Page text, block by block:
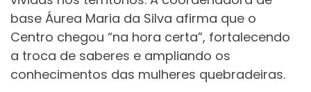
base Áurea Maria da Silva afirma que o
Centro chegou “na hora certa”, fortalecendo
a troca de saberes e ampliando os
conhecimentos das mulheres quebradeiras.